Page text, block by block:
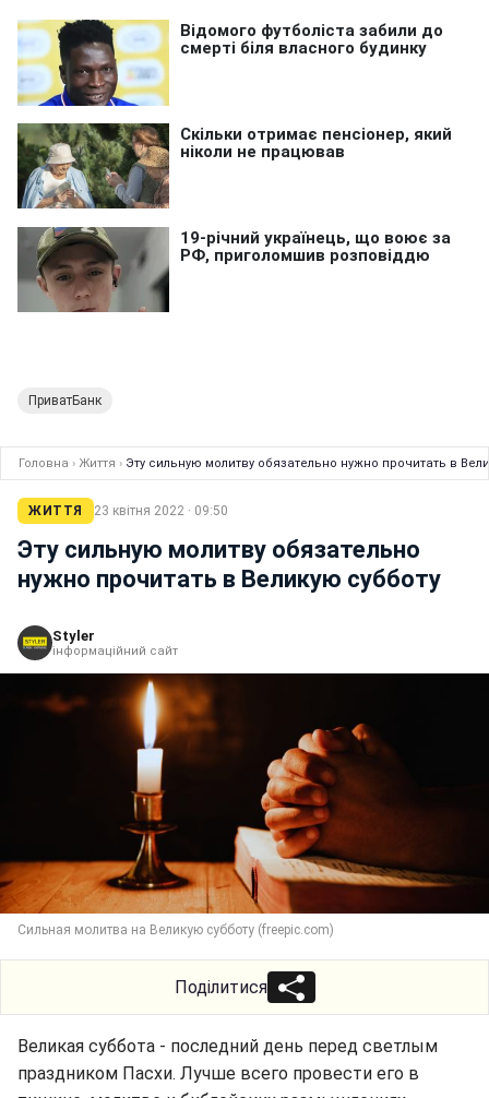
ПриватБанк
Головна › Життя › Эту сильную молитву обязательно нужно прочитать в
ЖИТТЯ 23 квітня 2022 · 09:50
Эту сильную молитву обязательно
нужно прочитать в Великую субботу
Styler
інформаційний сайт
Сильная молитва на Великую субботу (freepic.com)
Поділитися
Великая суббота - последний день перед светлым
праздником Пасхи. Лучше всего провести его в